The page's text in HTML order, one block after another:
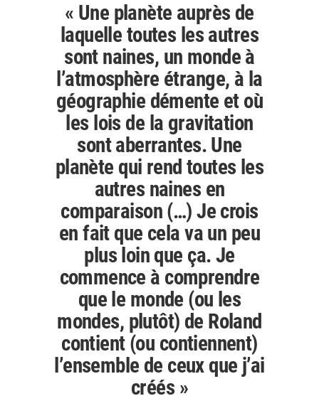
« Une planète auprès de
laquelle toutes les autres
sont naines, un monde à
l’atmosphère étrange, à la
géographie démente et où
les lois de la gravitation
sont aberrantes. Une
planète qui rend toutes les
autres naines en
comparaison (…) Je crois
en fait que cela va un peu
plus loin que ça. Je
commence à comprendre
que le monde (ou les
mondes, plutôt) de Roland
contient (ou contiennent)
l’ensemble de ceux que j’ai
créés »